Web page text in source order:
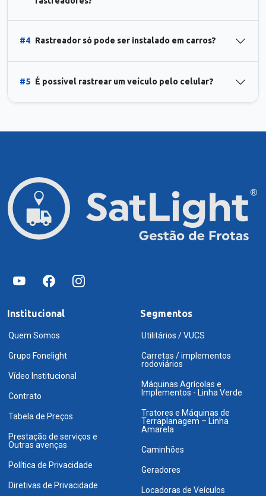
#4 Rastreador só pode ser instalado em carros?
#5 É possível rastrear um veículo pelo celular?
Institucional
Quem Somos
Grupo Fonelight
Vídeo Institucional
Contrato
Tabela de Preços
Prestação de serviços e
Outras avenças
Política de Privacidade
Diretivas de Privacidade
Segmentos
Utilitários / VUCS
Carretas / implementos
rodoviários
Máquinas Agrícolas e
Implementos - Linha Verde
Tratores e Máquinas de
Terraplanagem – Linha
Amarela
Caminhões
Geradores
Locadoras de Veículos